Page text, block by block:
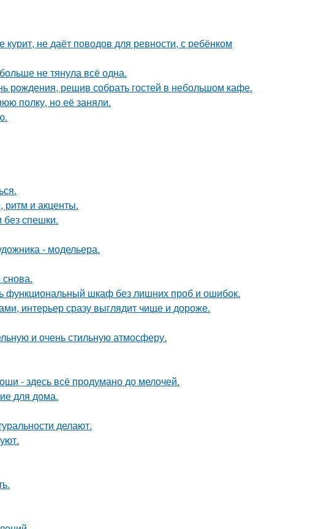
не даёт поводов для ревности, с ребёнком
не тянула всё одна.
рождения, решив собрать гостей в небольшом кафе.
полку, но её заняли.
ритм и акценты.
без спешки.
- модельера.
функциональный шкаф без лишних проб и ошибок.
интерьер сразу выглядит чище и дороже.
и очень стильную атмосферу.
- здесь всё продумано до мелочей.
для дома.
делают.